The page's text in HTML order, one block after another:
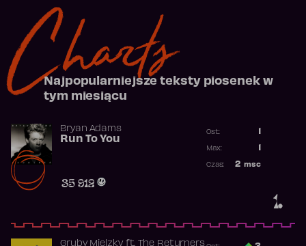
Charts
Najpopularniejsze teksty piosenek w
tym miesiącu
1.
Bryan Adams
Run To You
35 912
Ost.:
Max:
2 msc
Czas:
Gruby Mielzkyft. The Returners